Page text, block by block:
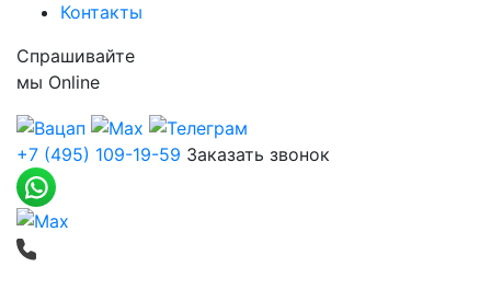
Контакты
Спрашивайте
мы Online
+7 (495) 109-19-59 Заказать звонок